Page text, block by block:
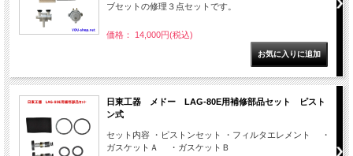
ブセットの修理３点セットです。
価格： 14,000円(税込)
日東工器 メドー LAG-80E用補修部品セット ピスト
ン式
セット内容 ・ピストンセット ・フィルタエレメント ・
ガスケットＡ ・ガスケットＢ